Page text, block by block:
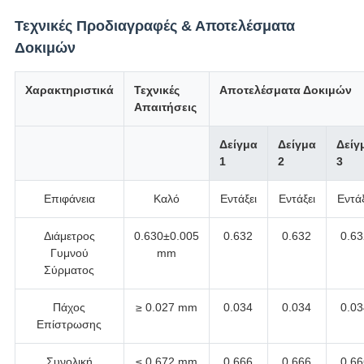
Τεχνικές Προδιαγραφές & Αποτελέσματα
Δοκιμών
Χαρακτηριστικά
Τεχνικές
Απαιτήσεις
Αποτελέσματα Δοκιμών
Δείγμα
1
Δείγμα
2
3
Επιφάνεια Καλό Εντάξει Εντάξει
Διάμετρος
Γυμνού
Σύρματος
0.630±0.005
mm
0.632 0.632
Πάχος
Επίστρωσης
≥ 0.027 mm 0.034 0.034